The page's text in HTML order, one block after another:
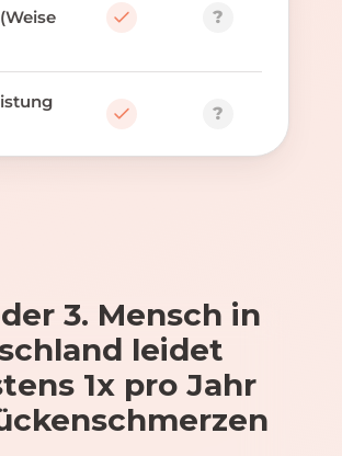
?
?
3. Mensch in
leidet
1x pro Jahr